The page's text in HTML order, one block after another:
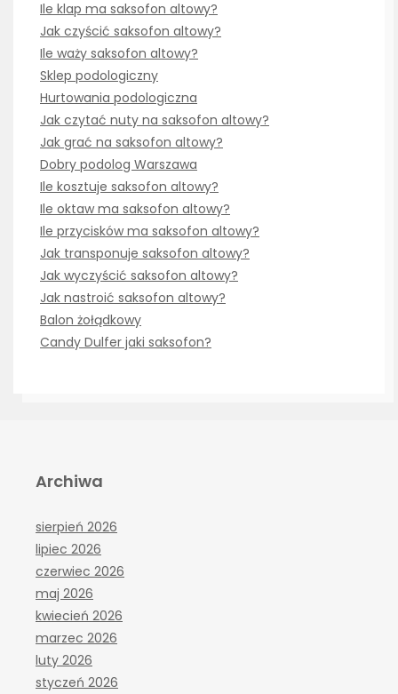
Ile klap ma saksofon altowy?
Jak czyścić saksofon altowy?
Ile waży saksofon altowy?
Sklep podologiczny
Hurtowania podologiczna
Jak czytać nuty na saksofon altowy?
Jak grać na saksofon altowy?
Dobry podolog Warszawa
Ile kosztuje saksofon altowy?
Ile oktaw ma saksofon altowy?
Ile przycisków ma saksofon altowy?
Jak transponuje saksofon altowy?
Jak wyczyścić saksofon altowy?
Jak nastroić saksofon altowy?
Balon żołądkowy
Candy Dulfer jaki saksofon?
Archiwa
sierpień 2026
lipiec 2026
czerwiec 2026
maj 2026
kwiecień 2026
marzec 2026
luty 2026
styczeń 2026